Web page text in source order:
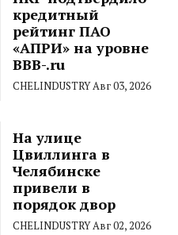
кредитный
рейтинг ПАО
«АПРИ» на уровне
BBB-.ru
CHELINDUSTRYАвг 03, 2026
На улице
Цвиллинга в
Челябинске
привели в
порядок двор
CHELINDUSTRYАвг 02, 2026